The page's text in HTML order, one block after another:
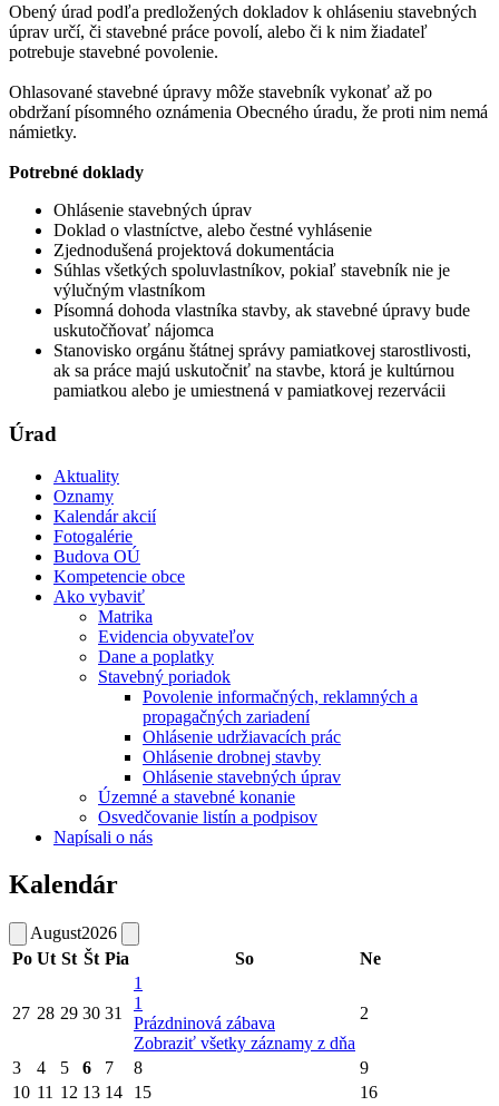
Obený úrad podľa predložených dokladov k ohláseniu stavebných
úprav určí, či stavebné práce povolí, alebo či k nim žiadateľ
potrebuje stavebné povolenie.
Ohlasované stavebné úpravy môže stavebník vykonať až po
obdržaní písomného oznámenia Obecného úradu, že proti nim nemá
námietky.
Potrebné doklady
Ohlásenie stavebných úprav
Doklad o vlastníctve, alebo čestné vyhlásenie
Zjednodušená projektová dokumentácia
Súhlas všetkých spoluvlastníkov, pokiaľ stavebník nie je
výlučným vlastníkom
Písomná dohoda vlastníka stavby, ak stavebné úpravy bude
uskutočňovať nájomca
Stanovisko orgánu štátnej správy pamiatkovej starostlivosti,
ak sa práce majú uskutočniť na stavbe, ktorá je kultúrnou
pamiatkou alebo je umiestnená v pamiatkovej rezervácii
Úrad
Aktuality
Oznamy
Kalendár akcií
Fotogalérie
Budova OÚ
Kompetencie obce
Ako vybaviť
Matrika
Evidencia obyvateľov
Dane a poplatky
Stavebný poriadok
Povolenie informačných, reklamných a
propagačných zariadení
Ohlásenie udržiavacích prác
Ohlásenie drobnej stavby
Ohlásenie stavebných úprav
Územné a stavebné konanie
Osvedčovanie listín a podpisov
Napísali o nás
Kalendár
August2026
Po Ut St Št Pia So Ne
27 28 29 30 31
1
1
Prázdninová zábava
Zobraziť všetky záznamy z dňa
2
3 4 5 6 7 8
9
10 11 12 13 14 15
16